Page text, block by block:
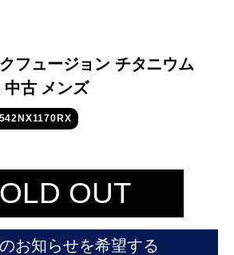
チューダー
フュージョン チタニウム
中古 メンズ
OUT
お知らせを希望する